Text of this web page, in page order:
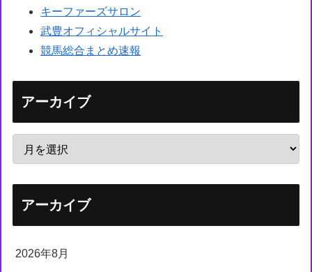
キーファーズサロン
武豊オフィシャルサイト
競馬総合まとめ速報
アーカイブ
アーカイブ
2026年8月